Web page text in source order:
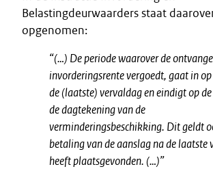
Belastingdeurwaarders staat
opgenomen:
“(…) De periode waarover de
invorderingsrente vergoedt, gaat in
de (laatste) vervaldag en eindigt op
de dagtekening van de
verminderingsbeschikking. Dit geldt
betaling van de aanslag na de laatste
heeft plaatsgevonden. (…)”